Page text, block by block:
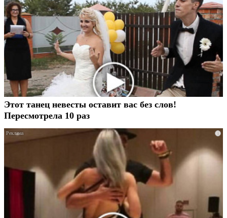
Этот танец невесты оставит вас без слов!
Пересмотрела 10 раз
i